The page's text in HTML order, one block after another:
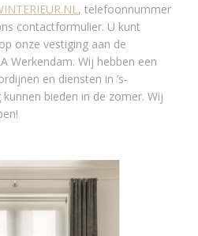
, telefoonnummer
contactformulier. U kunt
onze vestiging aan de
Werkendam. Wij hebben een
en diensten in ’s-
bieden in de zomer. Wij